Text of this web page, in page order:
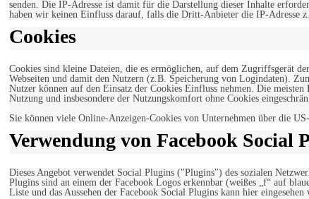
senden. Die IP-Adresse ist damit für die Darstellung dieser Inhalte
haben wir keinen Einfluss darauf, falls die Dritt-Anbieter die IP-Adresse
Cookies
Cookies sind kleine Dateien, die es ermöglichen, auf dem Zugriffsgerät
Webseiten und damit den Nutzern (z.B. Speicherung von Logindaten).
Nutzer können auf den Einsatz der Cookies Einfluss nehmen. Die
Nutzung und insbesondere der Nutzungskomfort ohne Cookies
Sie können viele Online-Anzeigen-Cookies von Unternehmen über die
Verwendung von Facebook Social
Dieses Angebot verwendet Social Plugins ("Plugins") des sozialen
Plugins sind an einem der Facebook Logos erkennbar (weißes „f“ auf
Liste und das Aussehen der Facebook Social Plugins kann hier eingesehen